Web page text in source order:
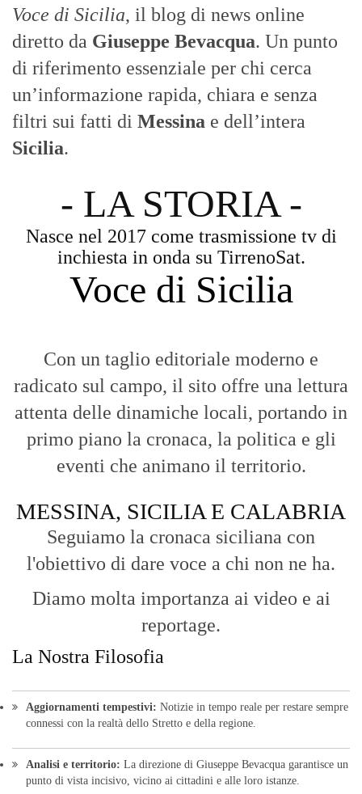
Voce di Sicilia, il blog di news online
diretto da Giuseppe Bevacqua. Un punto
di riferimento essenziale per chi cerca
un’informazione rapida, chiara e senza
filtri sui fatti di Messina e dell’intera
Sicilia.
- LA STORIA -
Nasce nel 2017 come trasmissione tv di
inchiesta in onda su TirrenoSat.
Voce di Sicilia
Con un taglio editoriale moderno e
radicato sul campo, il sito offre una lettura
attenta delle dinamiche locali, portando in
primo piano la cronaca, la politica e gli
eventi che animano il territorio.
MESSINA, SICILIA E CALABRIA
Seguiamo la cronaca siciliana con
l'obiettivo di dare voce a chi non ne ha.
Diamo molta importanza ai video e ai
reportage.
La Nostra Filosofia
Aggiornamenti tempestivi: Notizie in tempo reale per restare sempre
connessi con la realtà dello Stretto e della regione.
Analisi e territorio: La direzione di Giuseppe Bevacqua garantisce un
punto di vista incisivo, vicino ai cittadini e alle loro istanze.